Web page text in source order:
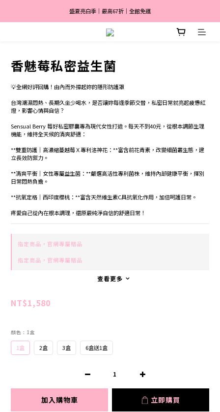
盛夏亮白季｜最高67折｜全館免運
盛夏亮白季｜最高67折｜全館免運
🎀 註冊會員送$2,000
香魅莓私密益生菌
💡全網好評回購！由內而外撐起妳的隱形防護罩
台灣潮濕悶熱、長期久坐少喝水，是否讓妳每逢季節交替，私密日常就亮起疲憊紅
燈，影響心情與自信？
Sensual Berry 莓好私密膠囊專為現代女性打造。每天不到40元，從根本調節生理
機能，維持全天候的清爽舒適：
**雙重防護｜高濃縮蔓越莓Ｘ專利洛神花：**富含前花青素，改變細菌叢生態，建
立長效防禦力。
**清爽平衡｜女性專屬益生菌：**嚴選高活性專利菌株，維持內部健康平衡，揮別
日常悶熱負擔。
**抗氧定格｜西印度櫻桃：**富含天然維生素C具抗氧化作用，加倍呵護日常。
疼愛自己從內在根本調理，還原最純淨自信的舒適日常！
指定商品，官網專屬贈品
指定商品，官網專屬贈品
查看更多
NT$1,580
顏色 : 1盒
1盒 2盒 3盒 6盒送1盒
加入購物車 立即購買